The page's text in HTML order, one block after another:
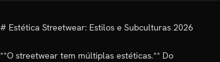
# Estética Streetwear: Estilos e Subculturas 2026
**O streetwear tem múltiplas estéticas.** Do